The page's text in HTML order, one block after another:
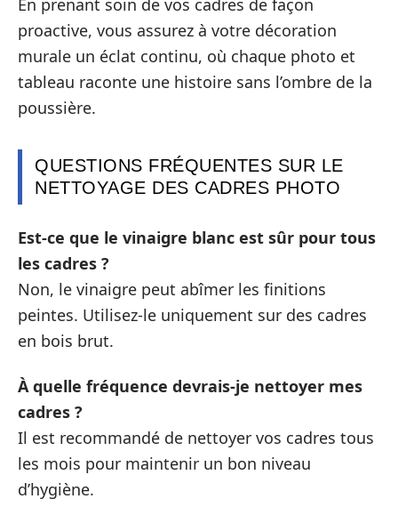
En prenant soin de vos cadres de façon
proactive, vous assurez à votre décoration
murale un éclat continu, où chaque photo et
tableau raconte une histoire sans l’ombre de la
poussière.
QUESTIONS FRÉQUENTES SUR LE
NETTOYAGE DES CADRES PHOTO
Est-ce que le vinaigre blanc est sûr pour tous
les cadres ?
Non, le vinaigre peut abîmer les finitions
peintes. Utilisez-le uniquement sur des cadres
en bois brut.
À quelle fréquence devrais-je nettoyer mes
cadres ?
Il est recommandé de nettoyer vos cadres tous
les mois pour maintenir un bon niveau
d’hygiène.